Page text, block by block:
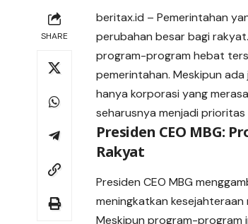
SHARE
beritax.id – Pemerintahan
perubahan besar bagi
program-program hebat
pemerintahan. Meskipun
hanya korporasi yang
seharusnya menjadi
Presiden CEO MBG:
Rakyat
Presiden CEO MBG
meningkatkan
Meskipun program-program